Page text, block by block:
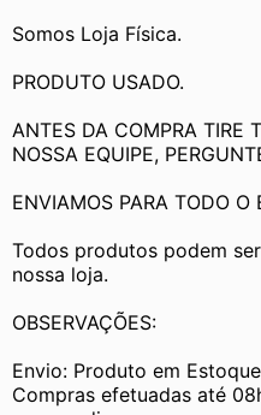
Somos Loja Física.
PRODUTO USADO.
ANTES DA COMPRA TIRE
NOSSA EQUIPE,
ENVIAMOS PARA TODO O
Todos produtos podem
nossa loja.
OBSERVAÇÕES:
Envio: Produto em
Compras efetuadas até